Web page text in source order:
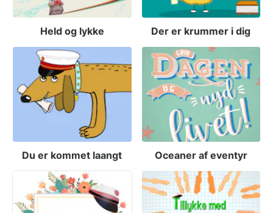
Held og lykke Der er krummer i dig
Du er kommet laangt Oceaner af eventyr